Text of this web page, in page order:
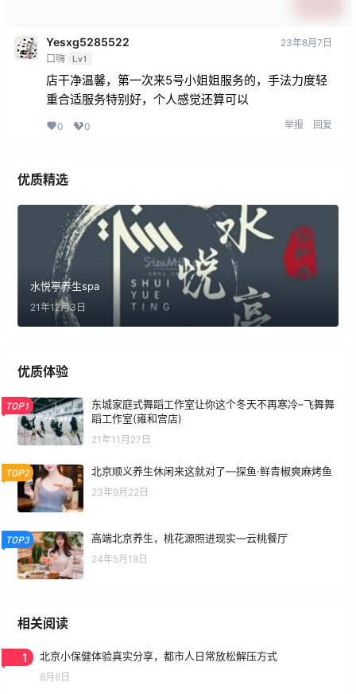
Yesxg5285522
口嗨 Lv1
23年8月7日
店干净温馨，第一次来5号小姐姐服务的，手法力度轻
重合适服务特别好，个人感觉还算可以
0 0 举报 回复
优质精选
水悦亭养生spa
21年12月3日
优质体验
TOP1
东城家庭式舞蹈工作室让你这个冬天不再寒冷–飞舞舞
蹈工作室(雍和宫店)
21年11月27日
TOP2 北京顺义养生休闲来这就对了—探鱼·鲜青椒爽麻烤鱼
23年9月22日
TOP3 高端北京养生，桃花源照进现实—云桃餐厅
24年5月18日
相关阅读
1 北京小保健体验真实分享，都市人日常放松解压方式
8月6日